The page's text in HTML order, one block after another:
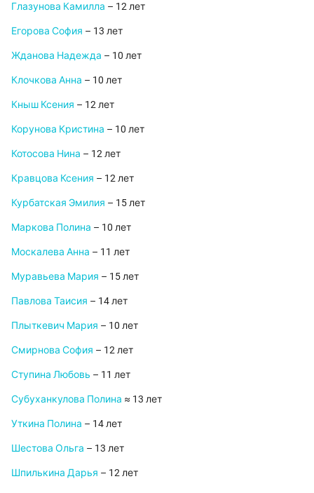
Глазунова Камилла – 12 лет
Егорова София – 13 лет
Жданова Надежда – 10 лет
Клочкова Анна – 10 лет
Кныш Ксения – 12 лет
Корунова Кристина – 10 лет
Котосова Нина – 12 лет
Кравцова Ксения – 12 лет
Курбатская Эмилия – 15 лет
Маркова Полина – 10 лет
Москалева Анна – 11 лет
Муравьева Мария – 15 лет
Павлова Таисия – 14 лет
Плыткевич Мария – 10 лет
Смирнова София – 12 лет
Ступина Любовь – 11 лет
Субуханкулова Полина ≈ 13 лет
Уткина Полина – 14 лет
Шестова Ольга – 13 лет
Шпилькина Дарья – 12 лет